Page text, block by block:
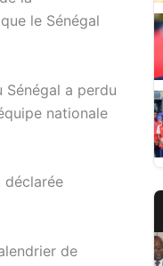
le Sénégal
Sénégal a perdu
nationale
déclarée
de